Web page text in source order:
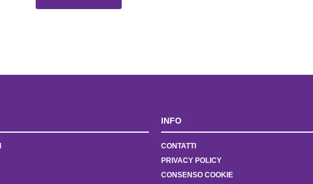
INFO
CONTATTI
PRIVACY POLICY
CONSENSO COOKIE